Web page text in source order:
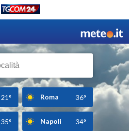
21° Roma 36°
35° Napoli 34°